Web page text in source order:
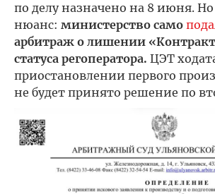
по делу назначено на 8 июня.
нюанс: министерство само
арбитраж о лишении
статуса регоператора. ЦЭТ
приостановлении первого
не будет принято решение по